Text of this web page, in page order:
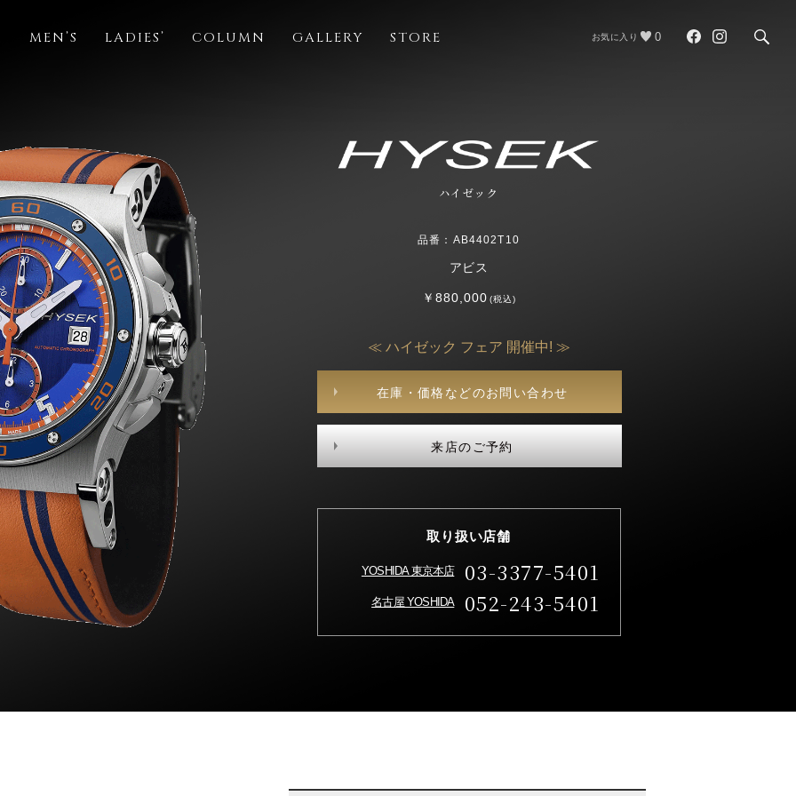
MEN’S LADIES’ COLUMN GALLERY STORE お気に入り 0
ハイゼック
品番：AB4402T10
アビス
￥880,000(税込)
≪ ハイゼック フェア 開催中! ≫
在庫・価格などのお問い合わせ
来店のご予約
取り扱い店舗
YOSHIDA 東京本店 03-3377-5401
名古屋 YOSHIDA 052-243-5401